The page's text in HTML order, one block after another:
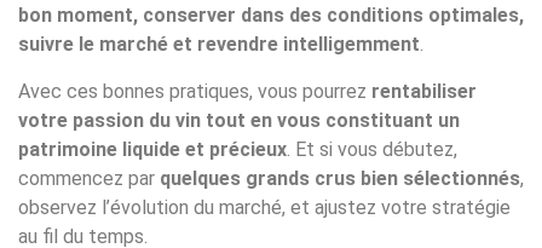
bon moment, conserver dans des conditions optimales,
suivre le marché et revendre intelligemment.
Avec ces bonnes pratiques, vous pourrez rentabiliser
votre passion du vin tout en vous constituant un
patrimoine liquide et précieux . Et si vous débutez,
commencez par quelques grands crus bien sélectionnés,
observez l’évolution du marché, et ajustez votre stratégie
au fil du temps.